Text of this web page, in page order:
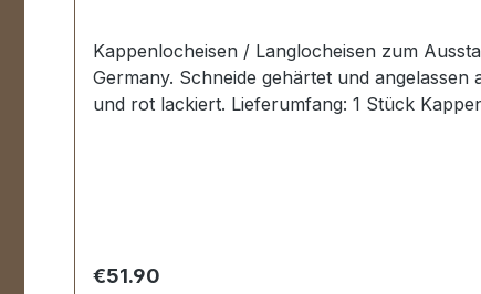
Kappenlocheisen / Langlocheisen zum
Germany. Schneide gehärtet und
und rot lackiert. Lieferumfang: 1 Stück
Regular price:
€51.90